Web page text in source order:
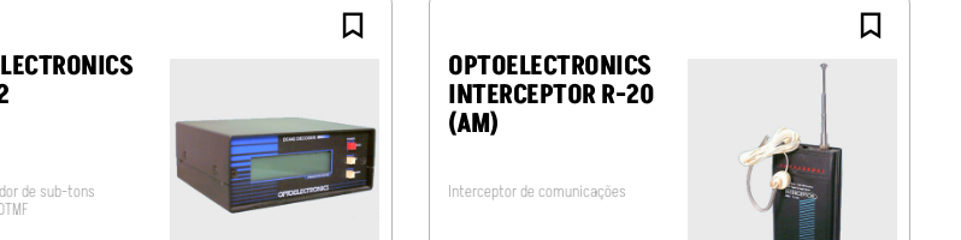
de sub-tons
OPTOELECTRONICS
INTERCEPTOR R-20
(AM)
Interceptor de comunicações